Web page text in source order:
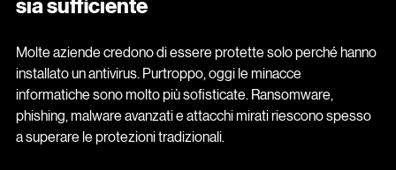
sia sufficiente
Molte aziende credono di essere protette solo perché hanno
installato un antivirus. Purtroppo, oggi le minacce
informatiche sono molto più sofisticate. Ransomware,
phishing, malware avanzati e attacchi mirati riescono spesso
a superare le protezioni tradizionali.